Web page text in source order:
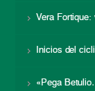
Vera Fortique:
Inicios del
«Pega